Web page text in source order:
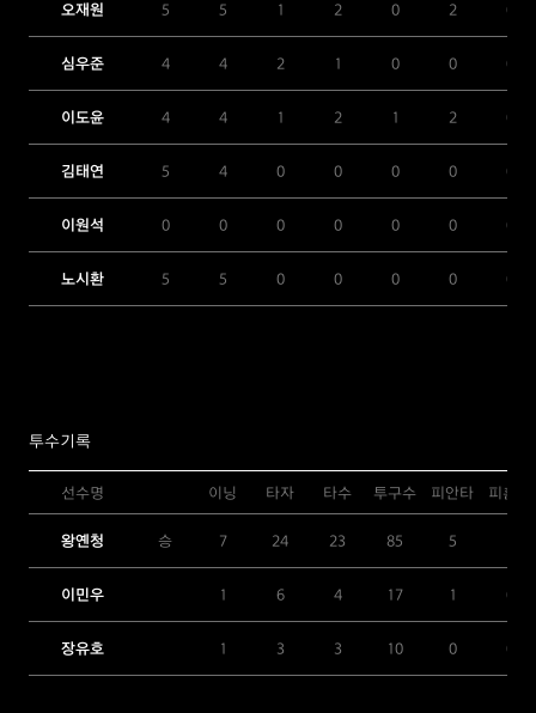
오재원 5 5 1 2 0 2 0
심우준 4 4 2 1 0 0 0
이도윤 4 4 1 2 1 2 0
김태연 5 4 0 0 0 0 0
이원석 0 0 0 0 0 0 0
노시환 5 5 0 0 0 0 0
투수기록
선수명 이닝 타자 타수 투구수 피안타 피홈런
왕옌청 승 7 24 23 85 5
이민우 1 6 4 17 1 0
장유호 1 3 3 10 0 0